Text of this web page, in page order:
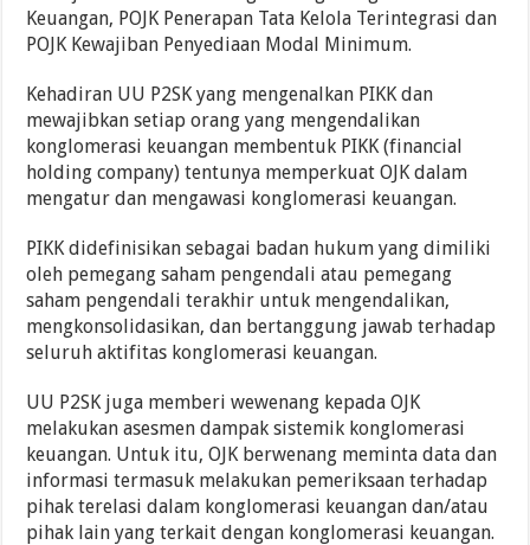
Keuangan, POJK Penerapan Tata Kelola Terintegrasi dan
POJK Kewajiban Penyediaan Modal Minimum.
Kehadiran UU P2SK yang mengenalkan PIKK dan
mewajibkan setiap orang yang mengendalikan
konglomerasi keuangan membentuk PIKK (financial
holding company) tentunya memperkuat OJK dalam
mengatur dan mengawasi konglomerasi keuangan.
PIKK didefinisikan sebagai badan hukum yang dimiliki
oleh pemegang saham pengendali atau pemegang
saham pengendali terakhir untuk mengendalikan,
mengkonsolidasikan, dan bertanggung jawab terhadap
seluruh aktifitas konglomerasi keuangan.
UU P2SK juga memberi wewenang kepada OJK
melakukan asesmen dampak sistemik konglomerasi
keuangan. Untuk itu, OJK berwenang meminta data dan
informasi termasuk melakukan pemeriksaan terhadap
pihak terelasi dalam konglomerasi keuangan dan/atau
pihak lain yang terkait dengan konglomerasi keuangan.